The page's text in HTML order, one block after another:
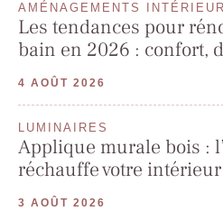
AMÉNAGEMENTS
Les tendances pour
bain en 2026 : confort,
4 AOÛT 2026
LUMINAIRES
Applique murale bois :
réchauffe votre intérieur
3 AOÛT 2026